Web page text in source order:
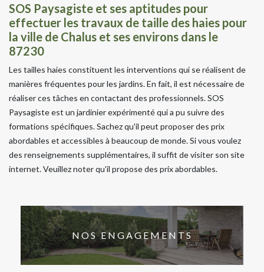
SOS Paysagiste et ses aptitudes pour
effectuer les travaux de taille des haies pour
la ville de Chalus et ses environs dans le
87230
Les tailles haies constituent les interventions qui se réalisent de
manières fréquentes pour les jardins. En fait, il est nécessaire de
réaliser ces tâches en contactant des professionnels. SOS
Paysagiste est un jardinier expérimenté qui a pu suivre des
formations spécifiques. Sachez qu'il peut proposer des prix
abordables et accessibles à beaucoup de monde. Si vous voulez
des renseignements supplémentaires, il suffit de visiter son site
internet. Veuillez noter qu'il propose des prix abordables.
NOS ENGAGEMENTS